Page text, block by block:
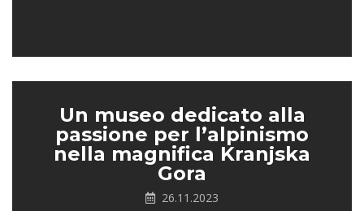
Un museo dedicato alla
passione per l’alpinismo
nella magnifica Kranjska
Gora
26.11.2023